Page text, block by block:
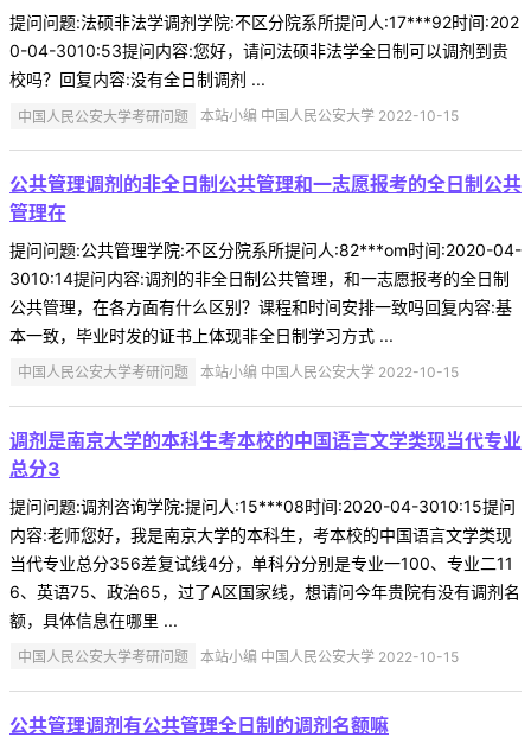
提问问题:法硕非法学调剂学院:不区分院系所提问人:17***92时间:202
0-04-3010:53提问内容:您好，请问法硕非法学全日制可以调剂到贵
校吗？回复内容:没有全日制调剂 ...
中国人民公安大学考研问题 本站小编 中国人民公安大学 2022-10-15
公共管理调剂的非全日制公共管理和一志愿报考的全日制公共
管理在
提问问题:公共管理学院:不区分院系所提问人:82***om时间:2020-04-
3010:14提问内容:调剂的非全日制公共管理，和一志愿报考的全日制
公共管理，在各方面有什么区别？课程和时间安排一致吗回复内容:基
本一致，毕业时发的证书上体现非全日制学习方式 ...
中国人民公安大学考研问题 本站小编 中国人民公安大学 2022-10-15
调剂是南京大学的本科生考本校的中国语言文学类现当代专业
总分3
提问问题:调剂咨询学院:提问人:15***08时间:2020-04-3010:15提问
内容:老师您好，我是南京大学的本科生，考本校的中国语言文学类现
当代专业总分356差复试线4分，单科分分别是专业一100、专业二11
6、英语75、政治65，过了A区国家线，想请问今年贵院有没有调剂名
额，具体信息在哪里 ...
中国人民公安大学考研问题 本站小编 中国人民公安大学 2022-10-15
公共管理调剂有公共管理全日制的调剂名额嘛